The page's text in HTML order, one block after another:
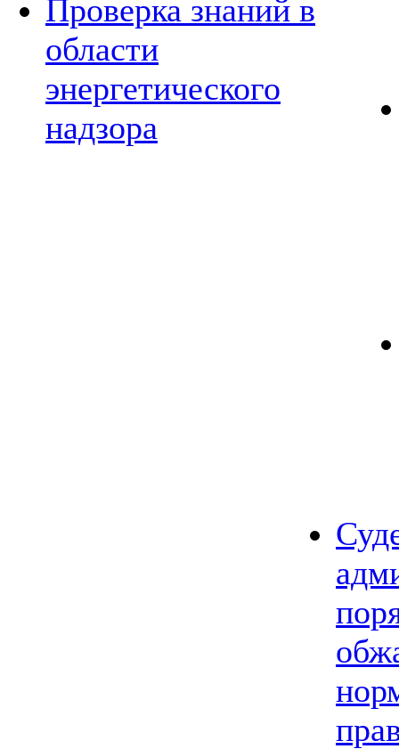
Проверка знаний в
области
энергетического
надзора